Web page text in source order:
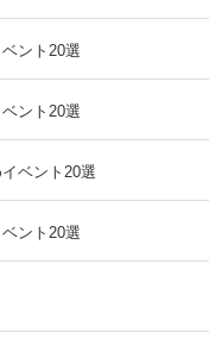
ント20選
ント20選
ベント20選
ント20選